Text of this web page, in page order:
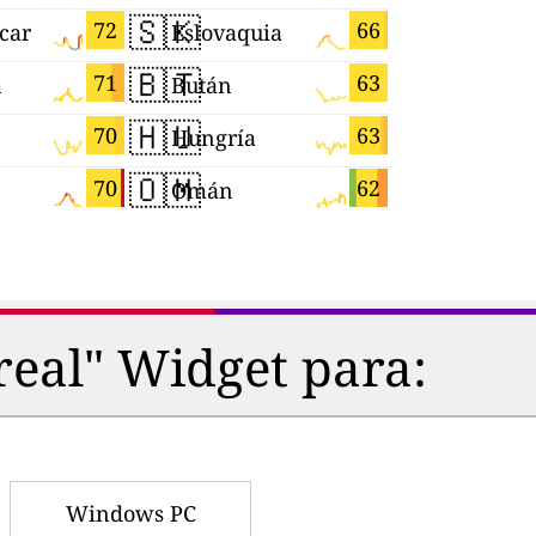
72
71
70
70
🇸🇰 66
Eslovaquia
🇧🇹 63
Bután
🇭🇺 63
Hungría
🇴🇲 62
Omán
Widget para:
Windows PC